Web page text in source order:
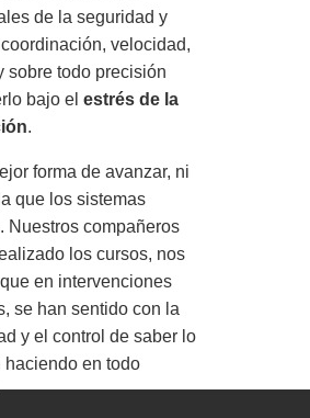
de la seguridad y
velocidad,
sobre todo precisión
bajo elestrés de la
.
forma de avanzar, ni
que los sistemas
Nuestros compañeros
los cursos, nos
en intervenciones
se han sentido con la
y el control de saber lo
haciendo en todo